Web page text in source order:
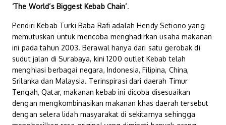
‘The World’s Biggest Kebab Chain’.
Pendiri Kebab Turki Baba Rafi adalah Hendy Setiono yang
memutuskan untuk mencoba menghadirkan usaha makanan
ini pada tahun 2003. Berawal hanya dari satu gerobak di
sudut jalan di Surabaya, kini 1200 outlet Kebab telah
menghiasi berbagai negara, Indonesia, Filipina, China,
Srilanka dan Malaysia. Terinspirasi dari daerah Timur
Tengah, Qatar, makanan kebab ini dicoba disesuaikan
dengan mengkombinasikan makanan khas daerah tersebut
dengan selera lidah masyarakat di sekitarnya sehingga